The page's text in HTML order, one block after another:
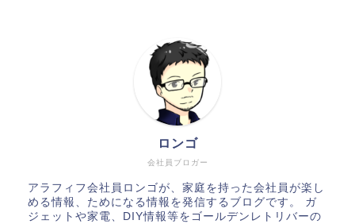
会社員ブロガー
ロンゴ
アラフィフ会社員ロンゴが、家庭を持った会社員が楽し
める情報、ためになる情報を発信するブログです。 ガ
ジェットや家電、DIY情報等をゴールデンレトリバーの